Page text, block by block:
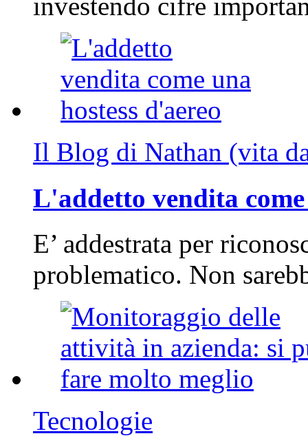
investendo cifre
Il Blog di Nathan (vita
L'addetto vendita
E’ addestrata per
problematico. Non
Tecnologie